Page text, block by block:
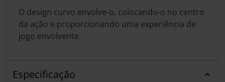
O design curvo envolve-o, colocando-o no centro
da ação e proporcionando uma experiência de
jogo envolvente.
Especificação